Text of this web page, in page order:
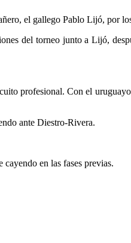
el gallego Pablo Lijó,
del torneo junto a Lijó,
profesional. Con el
ante Diestro-Rivera.
en las fases previas.